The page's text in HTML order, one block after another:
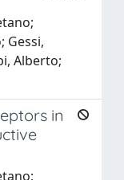
Gessi,
Alberto;
in